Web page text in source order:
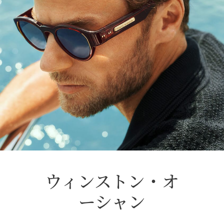
ウィンストン・オ
ーシャン